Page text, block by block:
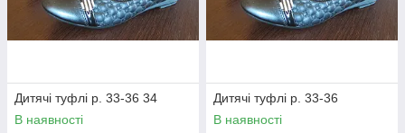
Дитячі туфлі р. 33-36 34
В наявності
Дитячі туфлі р. 33-36
В наявності